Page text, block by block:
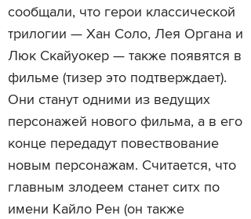
сообщали, что герои классической
трилогии — Хан Соло, Лея Органа и
Люк Скайуокер — также появятся в
фильме (тизер это подтверждает).
Они станут одними из ведущих
персонажей нового фильма, а в его
конце передадут повествование
новым персонажам. Считается, что
главным злодеем станет ситх по
имени Кайло Рен (он также